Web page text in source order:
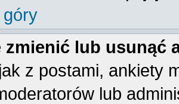
góry
zmienić lub usunąć
z postami, ankiety
lub